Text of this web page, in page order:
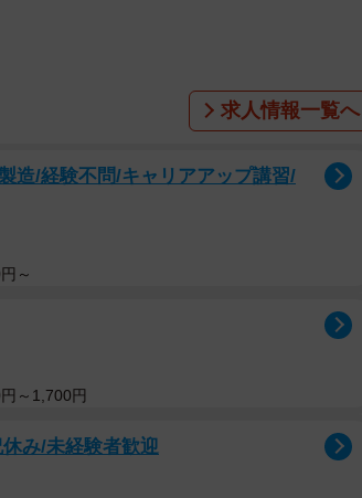
っくり返す。
。
脂を落としたら完成。
くなる印象がありますが、しっかり焼いてい
ないホルモンになってしまうのだそう。「焦
。
求人情報一覧へ
造/経験不問/キャリアアップ講習/
～
～1,700円
み/未経験者歓迎